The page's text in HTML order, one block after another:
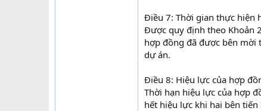
Điều 7: Thời gian thực hiện
Được quy định theo Khoản
hợp đồng đã được bên mời
dự án.
Điều 8: Hiệu lực của hợp
Thời hạn hiệu lực của hợp
hết hiệu lực khi hai bên